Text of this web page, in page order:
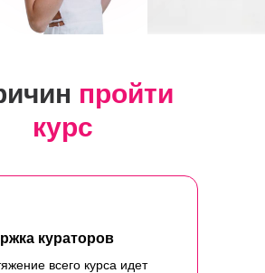
пройти
курс
кураторов
всего курса идет